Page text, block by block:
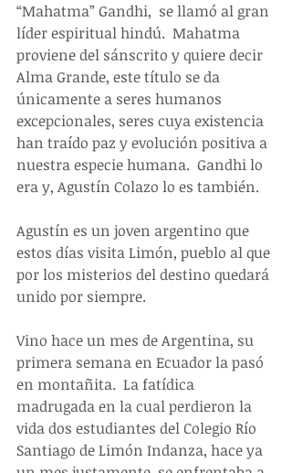
“Mahatma” Gandhi,  se llamó al gran
líder espiritual hindú.  Mahatma
proviene del sánscrito y quiere decir
Alma Grande, este título se da
únicamente a seres humanos
excepcionales, seres cuya existencia
han traído paz y evolución positiva a
nuestra especie humana.  Gandhi lo
era y, Agustín Colazo lo es también.
Agustín es un joven argentino que
estos días visita Limón, pueblo al que
por los misterios del destino quedará
unido por siempre.
Vino hace un mes de Argentina, su
primera semana en Ecuador la pasó
en montañita.  La fatídica
madrugada en la cual perdieron la
vida dos estudiantes del Colegio Río
Santiago de Limón Indanza, hace ya